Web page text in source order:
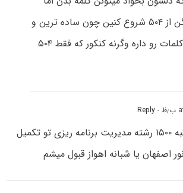
اینکه همه میگن از ۵۰۴ شروع کنین چون ساده ترین و
کاربردی ترین کلمات رو داره وگرنه کنکور که فقط ۵۰۴
- Reply
سلام به نظرتون با رتبه ۱۵۰۰ رشته مدیریت برنامه ریزی تو تکمیل
اصفهان یا شبانه اهواز قبول میشم